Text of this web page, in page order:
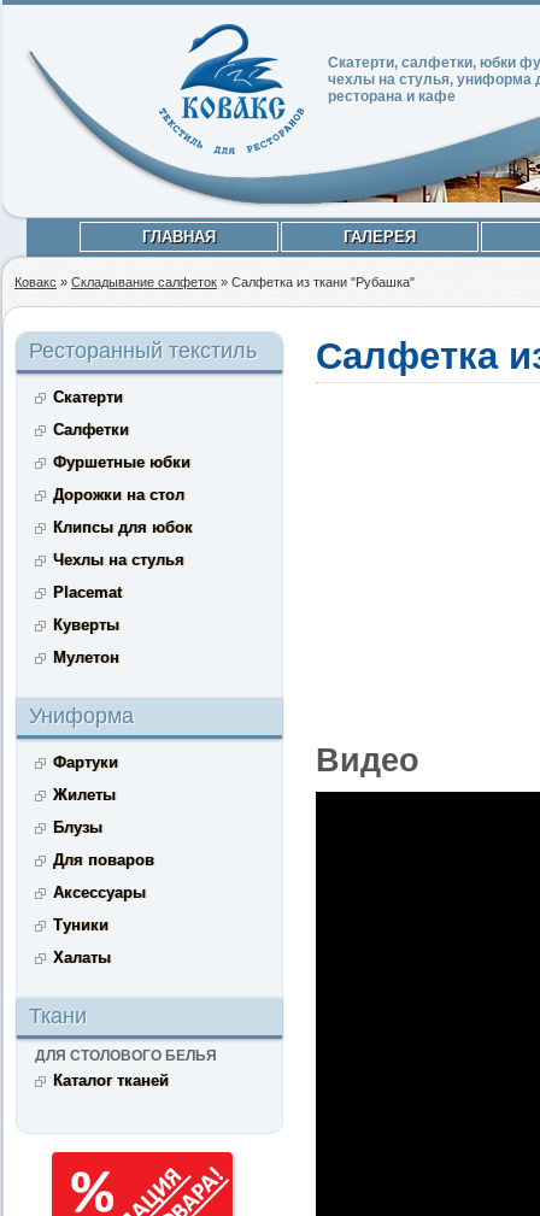
Скатерти, салфетки, юбки
чехлы на стулья, униформа
ресторана и кафе
ГЛАВНАЯ ГАЛЕРЕЯ
Ковакс » Складывание салфеток » Салфетка из ткани "Рубашка"
Ресторанный текстиль
Скатерти
Салфетки
Фуршетные юбки
Дорожки на стол
Клипсы для юбок
Чехлы на стулья
Placemat
Куверты
Мулетон
Униформа
Фартуки
Жилеты
Блузы
Для поваров
Аксессуары
Туники
Халаты
Ткани
ДЛЯ СТОЛОВОГО БЕЛЬЯ
Каталог тканей
Салфетка
Видео